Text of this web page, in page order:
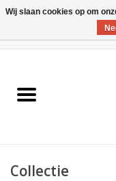
Ismartgate
Collectie
Wij slaan cookies op om